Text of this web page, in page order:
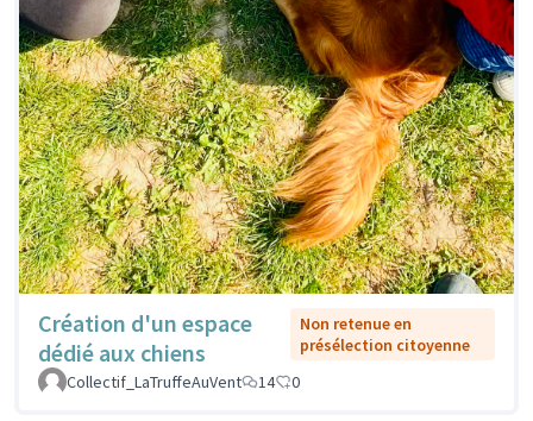
Création d'un espace
dédié aux chiens
Non retenue en
présélection citoyenne
Collectif_LaTruffeAuVent
14 0